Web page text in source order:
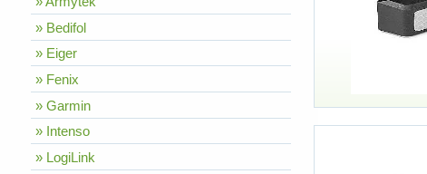
» Bedifol
» Eiger
» Fenix
» Garmin
» Intenso
» LogiLink